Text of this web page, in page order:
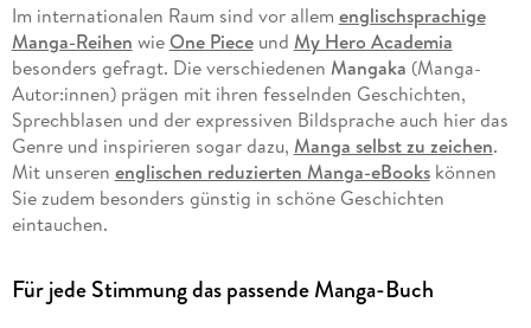
Im internationalen Raum sind vor allem englischsprachige
Manga-Reihen wie One Pieceund My Hero Academia
besonders gefragt. Die verschiedenen Mangaka (Manga-
Autor:innen) prägen mit ihren fesselnden Geschichten,
Sprechblasen und der expressiven Bildsprache auch hier das
Genre und inspirieren sogar dazu, Manga selbst zu zeichen.
Mit unseren englischen reduzierten Manga-eBookskönnen
Sie zudem besonders günstig in schöne Geschichten
eintauchen.
Für jede Stimmung das passende Manga-Buch